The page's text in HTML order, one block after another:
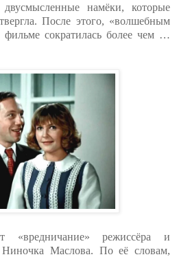
намёки, которые
После этого, «волшебным
фильме сократилась более чем …
«вредничание» режиссёра и
Маслова. По её словам,